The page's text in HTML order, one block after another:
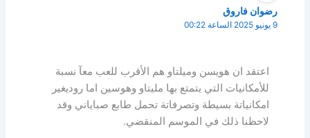
رضوان فاروق
9 يونيو 2025 الساعة 00:22
اعتقد ان هويسن وميلتاو هم الأقرب للعب معآ نسبة
للأمكانيات التي يتمتع بها مليتاو وهوسين اما روديغير
امكانياتة بسيطة وتصرفاتة تحمل طابع صباياني وقد
لاحظنا ذلك في الموسم المنقضي.